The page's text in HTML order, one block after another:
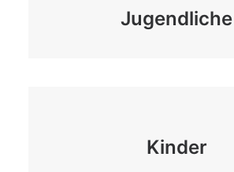
Jugendliche
Kinder